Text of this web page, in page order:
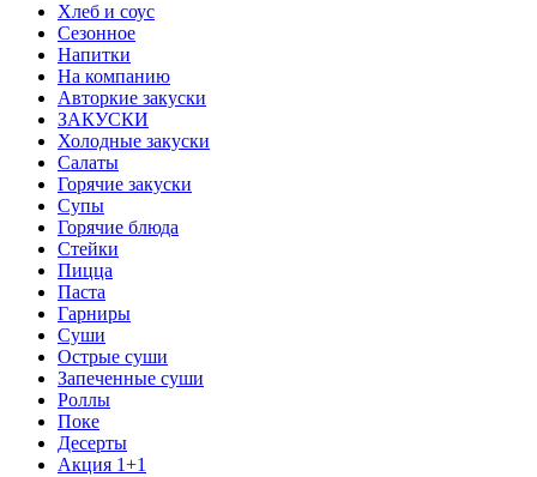
Хлеб и соус
Сезонное
Напитки
На компанию
Авторкие закуски
ЗАКУСКИ
Холодные закуски
Салаты
Горячие закуски
Супы
Горячие блюда
Стейки
Пицца
Паста
Гарниры
Суши
Острые суши
Запеченные суши
Роллы
Поке
Десерты
Акция 1+1